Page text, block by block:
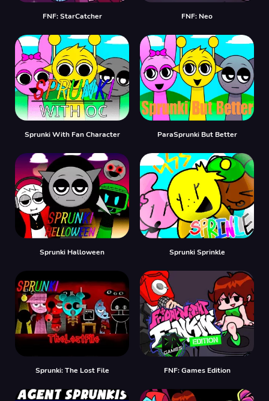
FNF: StarCatcher FNF: Neo
Sprunki With Fan Character ParaSprunki But Better
Sprunki Halloween Sprunki Sprinkle
Sprunki: The Lost File FNF: Games Edition